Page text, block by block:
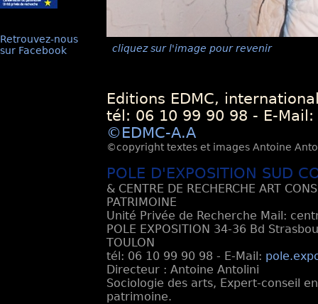
Retrouvez-nous
sur Facebook
cliquez sur l'image pour revenir
Editions EDMC,
tél: 06 10 99 90 98 - E-Mail:
©EDMC-A.A
©copyright textes et images Antoine
POLE D'EXPOSITION SUD
& CENTRE DE RECHERCHE ART
PATRIMOINE
Unité Privée de Recherche Mail:
POLE EXPOSITION 34-36 Bd
TOULON
tél: 06 10 99 90 98 - E-Mail:
Directeur : Antoine Antolini
Sociologie des arts, Expert-conseil
patrimoine.